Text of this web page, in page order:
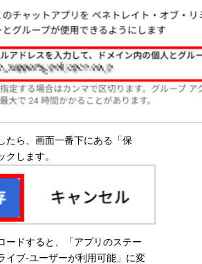
たら、画面一番下にある「保
クします。
ードすると、「アプリのステー
イブ-ユーザーが利用可能」に変